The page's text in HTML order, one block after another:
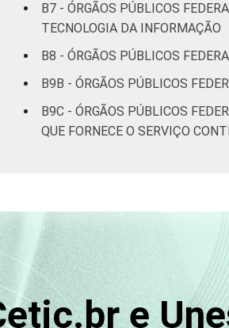
B7 - ÓRGÃOS PÚBLICOS
TECNOLOGIA DA INFORMAÇÃO
B8 - ÓRGÃOS PÚBLICOS
B9B - ÓRGÃOS PÚBLICOS
B9C - ÓRGÃOS PÚBLICOS
QUE FORNECE O SERVIÇO
e